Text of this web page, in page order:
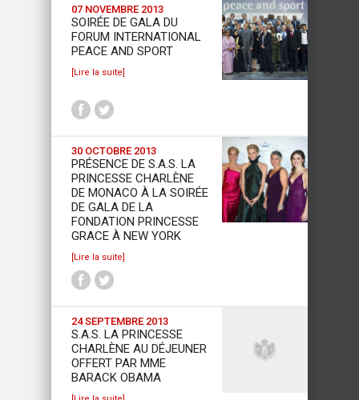
07 NOVEMBRE 2013
SOIRÉE DE GALA DU
FORUM INTERNATIONAL
PEACE AND SPORT
[Lire la suite]
30 OCTOBRE 2013
PRÉSENCE DE S.A.S. LA
PRINCESSE CHARLÈNE
DE MONACO À LA SOIRÉE
DE GALA DE LA
FONDATION PRINCESSE
GRACE À NEW YORK
[Lire la suite]
24 SEPTEMBRE 2013
S.A.S. LA PRINCESSE
CHARLÈNE AU DÉJEUNER
OFFERT PAR MME
BARACK OBAMA